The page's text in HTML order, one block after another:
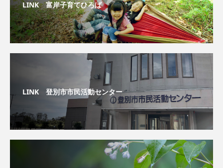
LINK 富岸子育てひろば
LINK 登別市市民活動センター